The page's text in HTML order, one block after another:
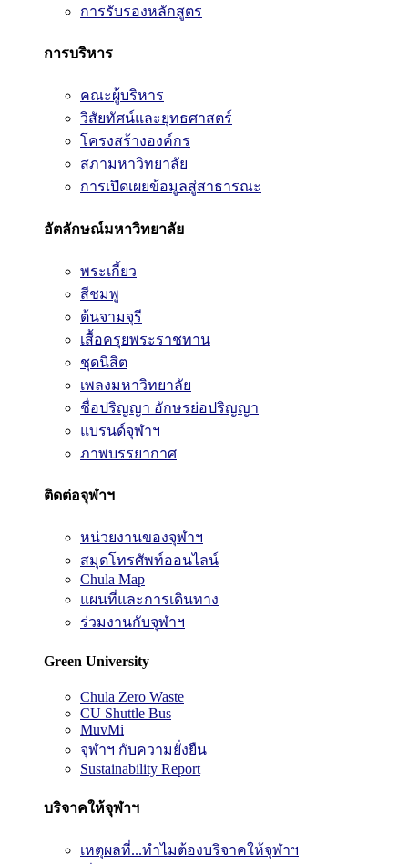
การรับรองหลักสูตร
การบริหาร
คณะผู้บริหาร
วิสัยทัศน์และยุทธศาสตร์
โครงสร้างองค์กร
สภามหาวิทยาลัย
การเปิดเผยข้อมูลสู่สาธารณะ
อัตลักษณ์มหาวิทยาลัย
พระเกี้ยว
สีชมพู
ต้นจามจุรี
เสื้อครุยพระราชทาน
ชุดนิสิต
เพลงมหาวิทยาลัย
ชื่อปริญญา อักษรย่อปริญญา
แบรนด์จุฬาฯ
ภาพบรรยากาศ
ติดต่อจุฬาฯ
หน่วยงานของจุฬาฯ
สมุดโทรศัพท์ออนไลน์
Chula Map
แผนที่และการเดินทาง
ร่วมงานกับจุฬาฯ
Green University
Chula Zero Waste
CU Shuttle Bus
MuvMi
จุฬาฯ กับความยั่งยืน
Sustainability Report
บริจาคให้จุฬาฯ
เหตุผลที่...ทำไมต้องบริจาคให้จุฬาฯ